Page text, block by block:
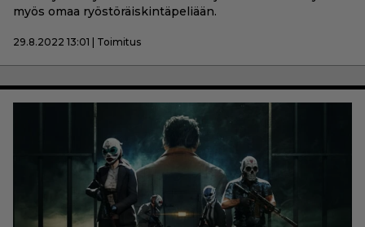
myös omaa ryöstöräiskintäpeliään.
29.8.2022 13:01 | Toimitus